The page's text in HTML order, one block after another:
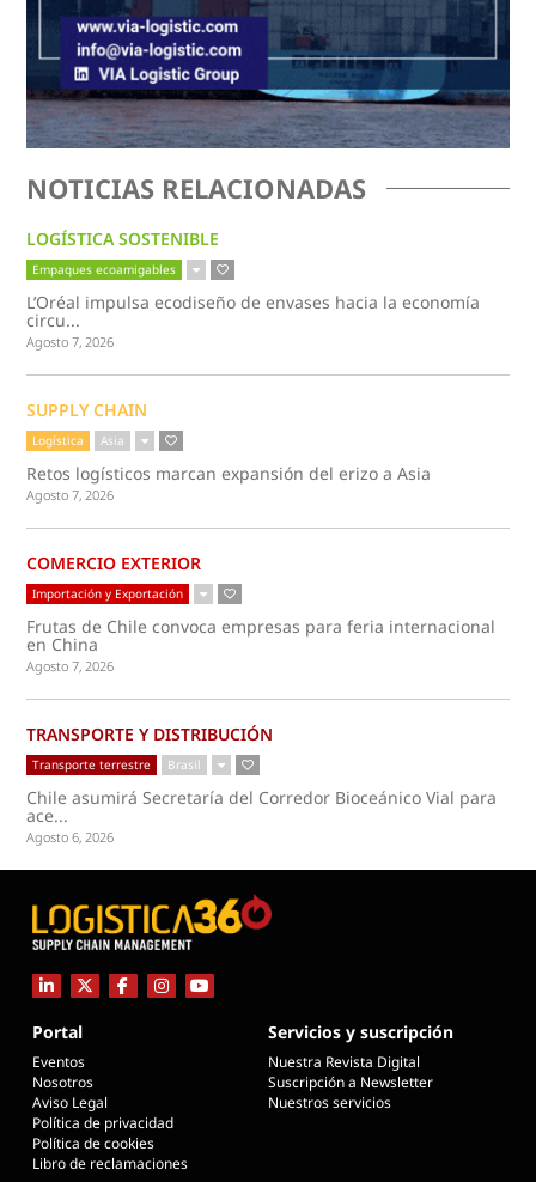
NOTICIAS RELACIONADAS
LOGÍSTICA SOSTENIBLE
Empaques ecoamigables
L’Oréal impulsa ecodiseño de envases hacia la economía
circu...
Agosto 7, 2026
SUPPLY CHAIN
Logística Asia
Retos logísticos marcan expansión del erizo a Asia
Agosto 7, 2026
COMERCIO EXTERIOR
Importación y Exportación
Frutas de Chile convoca empresas para feria internacional
en China
Agosto 7, 2026
TRANSPORTE Y DISTRIBUCIÓN
Transporte terrestre Brasil
Chile asumirá Secretaría del Corredor Bioceánico Vial para
ace...
Agosto 6, 2026
Portal
Eventos
Nosotros
Aviso Legal
Política de privacidad
Política de cookies
Libro de reclamaciones
Servicios y suscripción
Nuestra Revista Digital
Suscripción a Newsletter
Nuestros servicios